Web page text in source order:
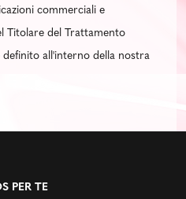
commerciali e
Titolare del Trattamento
definito all'interno della nostra
PER TE